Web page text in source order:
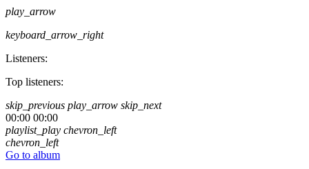
play_arrow
keyboard_arrow_right
Listeners:
Top listeners:
skip_previous play_arrow skip_next
00:00 00:00
playlist_play chevron_left
chevron_left
Go to album